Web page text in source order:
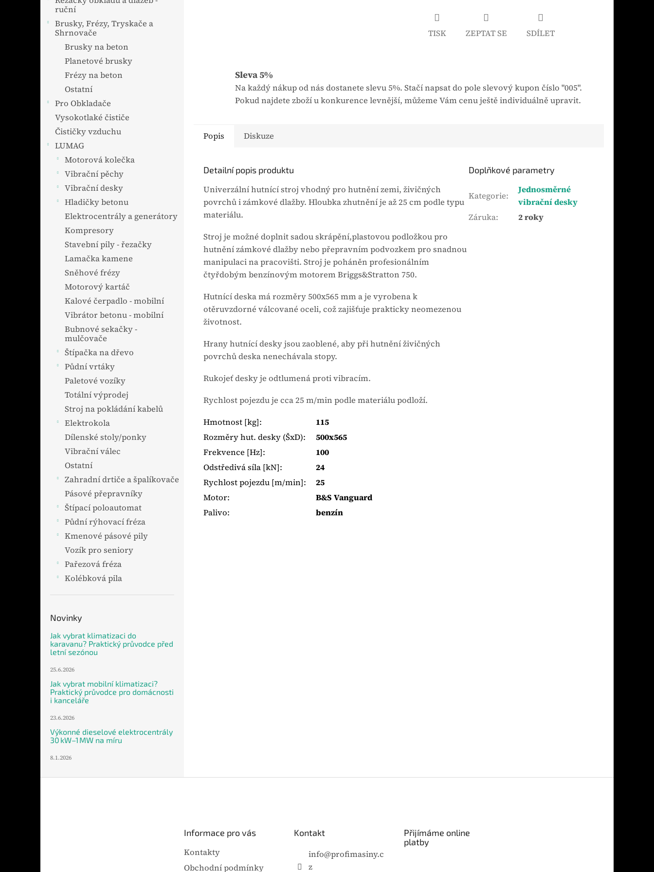
ruční
Brusky, Frézy, Tryskače a
Shrnovače
Brusky na beton
Planetové brusky
Frézy na beton
Ostatní
Pro Obkladače
Vysokotlaké čističe
Čističky vzduchu
LUMAG
Motorová kolečka
Vibrační pěchy
Vibrační desky
Hladičky betonu
Elektrocentrály a generátory
Kompresory
Stavební pily - řezačky
Lamačka kamene
Sněhové frézy
Motorový kartáč
Kalové čerpadlo - mobilní
Vibrátor betonu - mobilní
Bubnové sekačky -
mulčovače
Štípačka na dřevo
Půdní vrtáky
Paletové vozíky
Totální výprodej
Stroj na pokládání kabelů
Elektrokola
Dílenské stoly/ponky
Vibrační válec
Ostatní
Zahradní drtiče a špalíkovače
Pásové přepravníky
Štípací poloautomat
Půdní rýhovací fréza
Kmenové pásové pily
Vozík pro seniory
Pařezová fréza
Kolébková pila
Novinky
Jak vybrat klimatizaci do
karavanu? Praktický průvodce před
letní sezónou
25.6.2026
Jak vybrat mobilní klimatizaci?
Praktický průvodce pro domácnosti
i kanceláře
23.6.2026
Výkonné dieselové elektrocentrály
30 kW–1 MW na míru
8.1.2026
z
5
h
i
č
e
k
.
TISK ZEPTAT SE SDÍLET
Sleva 5%
Na každý nákup od nás dostanete slevu 5%. Stačí napsat do pole slevový kupon číslo "005".
Pokud najdete zboží u konkurence levnější, můžeme Vám cenu ještě individuálně upravit.
Popis Diskuze
Detailní popis produktu
Univerzální hutnící stroj vhodný pro hutnění zemi, živičných
povrchů i zámkové dlažby. Hloubka zhutnění je až 25 cm podle typu
materiálu.
Stroj je možné doplnit sadou skrápění,plastovou podložkou pro
hutnění zámkové dlažby nebo přepravním podvozkem pro snadnou
manipulaci na pracovišti. Stroj je poháněn profesionálním
čtyřdobým benzínovým motorem Briggs&Stratton 750.
Hutnící deska má rozměry 500x565 mm a je vyrobena k
otěruvzdorné válcované oceli, což zajišťuje prakticky neomezenou
životnost.
Hrany hutnící desky jsou zaoblené, aby při hutnění živičných
povrchů deska nenechávala stopy.
Rukojeť desky je odtlumená proti vibracím.
Rychlost pojezdu je cca 25 m/min podle materiálu podloží.
Hmotnost [kg]:
115
Rozměry hut. desky (ŠxD):
500x565
Frekvence [Hz]:
100
Odstředivá síla [kN]:
24
Rychlost pojezdu [m/min]:
25
Motor:
B&S Vanguard
Palivo: benzín
Doplňkové parametry
Kategorie:
Jednosměrné
vibrační desky
Záruka: 2 roky
Informace pro vás
Kontakty
Obchodní podmínky
Kontakt
info@profimasiny.c
z
Přijímáme online
platby